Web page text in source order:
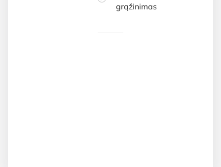
grąžinimas